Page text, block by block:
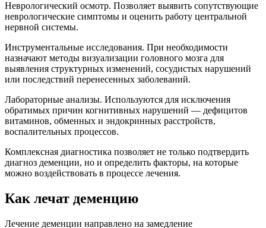
Неврологический осмотр. Позволяет выявить сопутствующие
неврологические симптомы и оценить работу центральной
нервной системы.
Инструментальные исследования. При необходимости
назначают методы визуализации головного мозга для
выявления структурных изменений, сосудистых нарушений
или последствий перенесенных заболеваний.
Лабораторные анализы. Используются для исключения
обратимых причин когнитивных нарушений — дефицитов
витаминов, обменных и эндокринных расстройств,
воспалительных процессов.
Комплексная диагностика позволяет не только подтвердить
диагноз деменции, но и определить факторы, на которые
можно воздействовать в процессе лечения.
Как лечат деменцию
Лечение деменции направлено на замедление